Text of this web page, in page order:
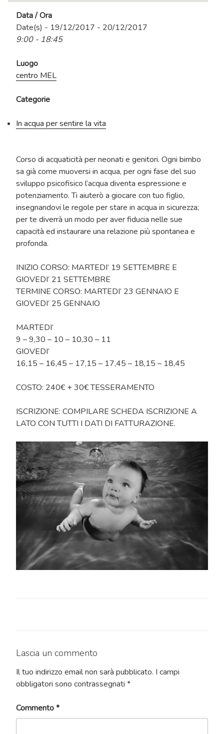
Data / Ora
Date(s) - 19/12/2017 - 20/12/2017
9:00 - 18:45
Luogo
centro MEL
Categorie
In acqua per sentire la vita
Corso di acquaticità per neonati e genitori. Ogni bimbo
sa già come muoversi in acqua, per ogni fase del suo
sviluppo psicofisico l’acqua diventa espressione e
potenziamento. Ti aiuterò a giocare con tuo figlio,
insegnandovi le regole per stare in acqua in sicurezza;
per te diverrà un modo per aver fiducia nelle sue
capacità ed instaurare una relazione più spontanea e
profonda.
INIZIO CORSO: MARTEDI’ 19 SETTEMBRE E
GIOVEDI’ 21 SETTEMBRE
TERMINE CORSO: MARTEDI’ 23 GENNAIO E
GIOVEDI’ 25 GENNAIO
MARTEDI’
9 – 9,30 – 10 – 10,30 – 11
GIOVEDI’
16,15 – 16,45 – 17,15 – 17,45 – 18,15 – 18,45
COSTO: 240€ + 30€ TESSERAMENTO
ISCRIZIONE: COMPILARE SCHEDA ISCRIZIONE A
LATO CON TUTTI I DATI DI FATTURAZIONE.
Lascia un commento
Il tuo indirizzo email non sarà pubblicato. I campi
obbligatori sono contrassegnati *
Commento*